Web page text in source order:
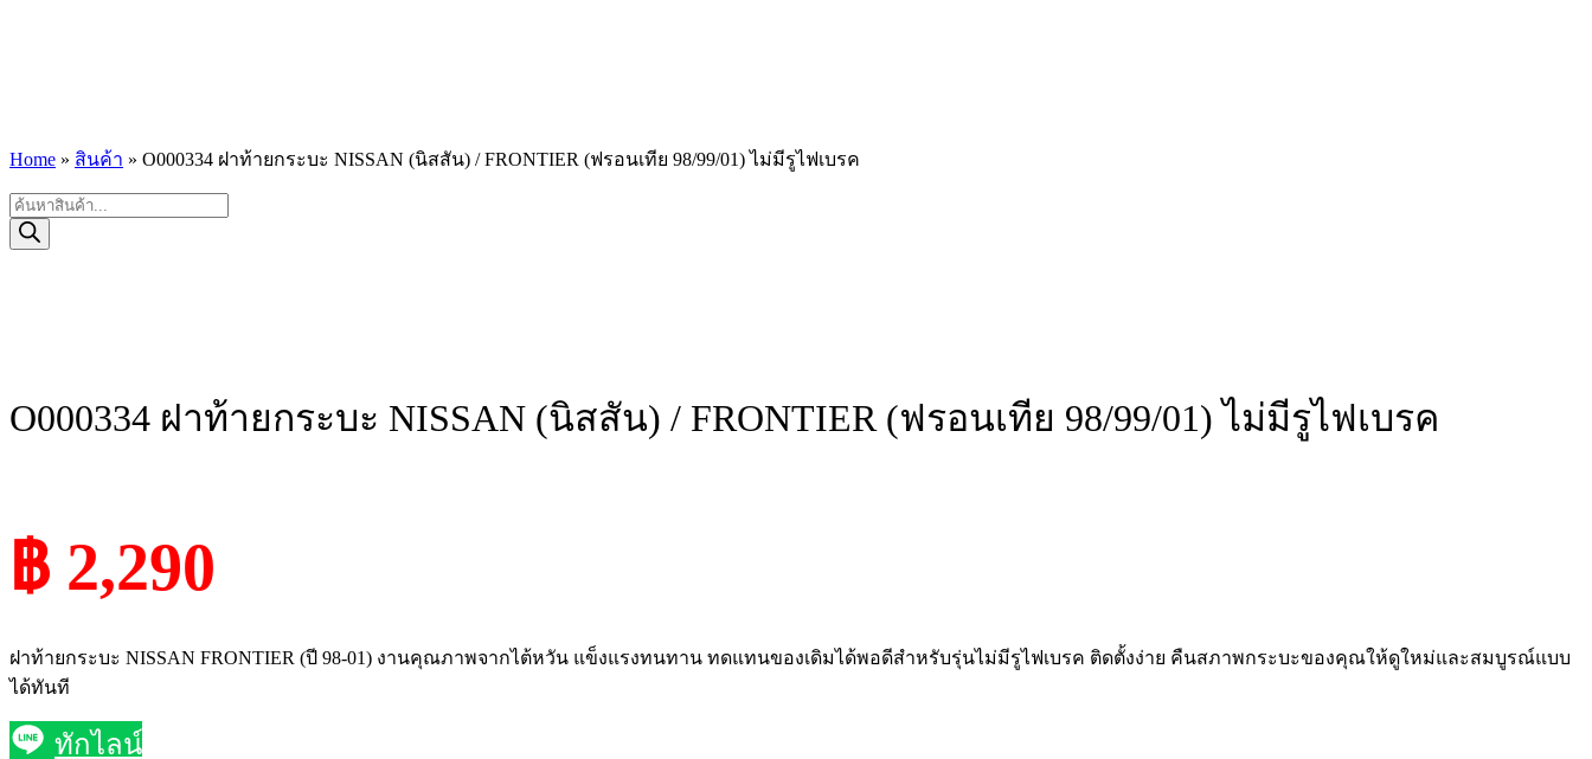
Home » สินค้า » O000334 ฝาท้ายกระบะ NISSAN (นิสสัน) / FRONTIER (ฟรอนเทีย 98/99/01) ไม่มีรูไฟเบรค
Products
search
O000334 ฝาท้ายกระบะ NISSAN (นิสสัน) / FRONTIER (ฟรอนเทีย 98/99/01) ไม่มีรูไฟเบรค
฿ 2,290
ฝาท้ายกระบะ NISSAN FRONTIER (ปี 98-01) งานคุณภาพจากไต้หวัน แข็งแรงทนทาน ทดแทนของเดิมได้พอดีสำหรับรุ่นไม่มีรูไฟเบรค ติดตั้งง่าย คืนสภาพกระบะของคุณให้ดูใหม่และสมบูรณ์แบบ
ได้ทันที
ทักไลน์